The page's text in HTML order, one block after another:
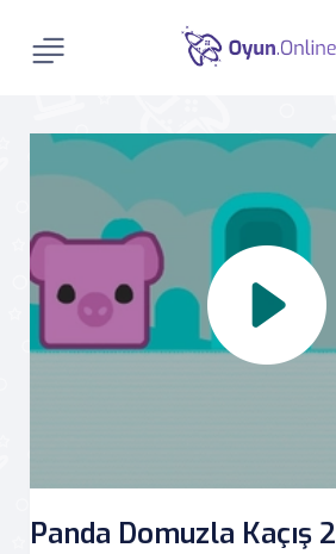
Panda Domuzla Kaçış 2